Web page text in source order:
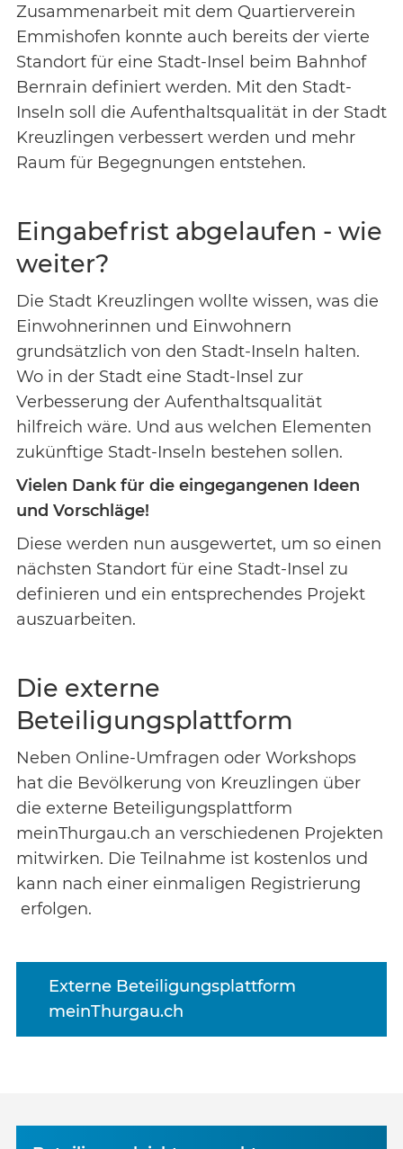
Zusammenarbeit mit dem Quartierverein
Emmishofen konnte auch bereits der vierte
Standort für eine Stadt-Insel beim Bahnhof
Bernrain definiert werden. Mit den Stadt-
Inseln soll die Aufenthaltsqualität in der Stadt
Kreuzlingen verbessert werden und mehr
Raum für Begegnungen entstehen.
Eingabefrist abgelaufen - wie
weiter?
Die Stadt Kreuzlingen wollte wissen, was die
Einwohnerinnen und Einwohnern
grundsätzlich von den Stadt-Inseln halten.
Wo in der Stadt eine Stadt-Insel zur
Verbesserung der Aufenthaltsqualität
hilfreich wäre. Und aus welchen Elementen
zukünftige Stadt-Inseln bestehen sollen.
Vielen Dank für die eingegangenen Ideen
und Vorschläge!
Diese werden nun ausgewertet, um so einen
nächsten Standort für eine Stadt-Insel zu
definieren und ein entsprechendes Projekt
auszuarbeiten.
Die externe
Beteiligungsplattform
Neben Online-Umfragen oder Workshops
hat die Bevölkerung von Kreuzlingen über
die externe Beteiligungsplattform
meinThurgau.ch an verschiedenen Projekten
mitwirken. Die Teilnahme ist kostenlos und
kann nach einer einmaligen Registrierung
erfolgen.
Externe Beteiligungsplattform
meinThurgau.ch